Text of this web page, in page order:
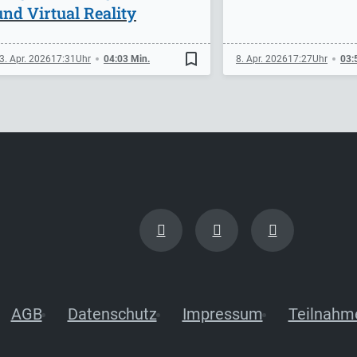
Virtual Reality
Apr. 202617:31 04:03 Min. bookmark_border 8. Apr. 202617:27
AGB Datenschutz Impressum